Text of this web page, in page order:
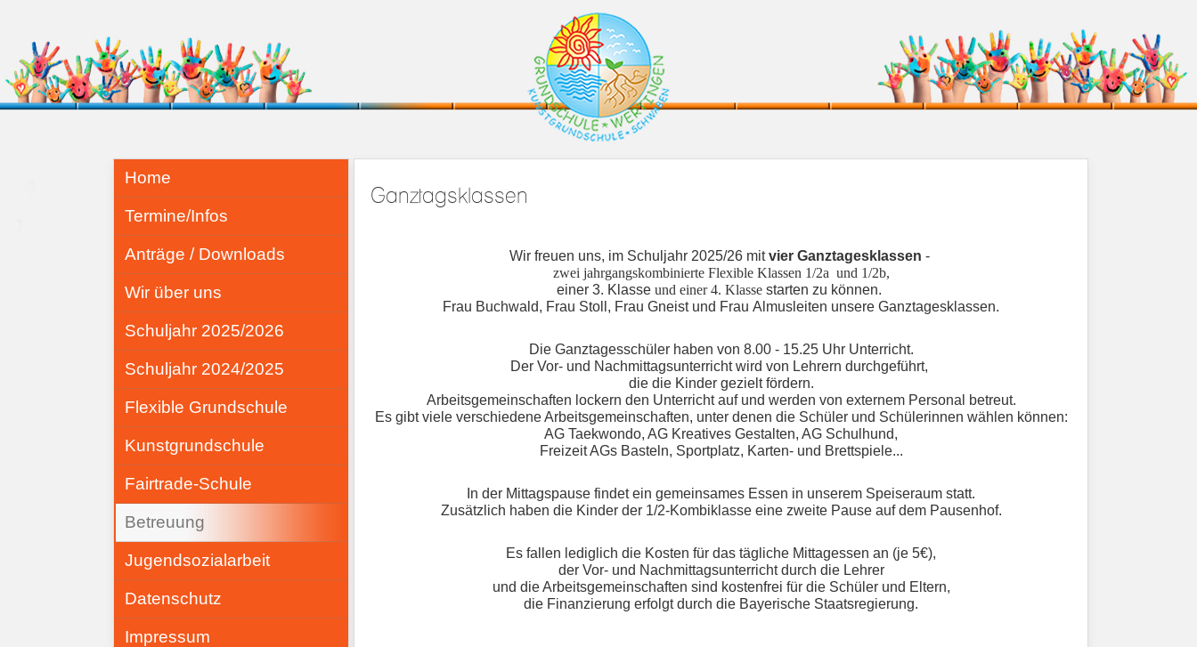
Home
Termine/Infos
Anträge / Downloads
Wir über uns
Schuljahr 2025/2026
Schuljahr 2024/2025
Flexible Grundschule
Kunstgrundschule
Fairtrade-Schule
Betreuung
Jugendsozialarbeit
Datenschutz
Impressum
Ganztagsklassen
Wirfreuen uns, im Schuljahr 2025/26 mitvier Ganztagesklassen -
zwei jahrgangskombinierte Flexible Klassen 1/2a und 1/2b,
einer 3. Klasse und einer 4. Klasse starten zu können.
Frau Buchwald, Frau Stoll, Frau Gneistund Frau Almus leiten unsere Ganztagesklassen.
Die Ganztagesschüler haben von 8.00 - 15.25 Uhr Unterricht.
Der Vor- und Nachmittagsunterricht wird von Lehrern durchgeführt,
die die Kinder gezielt fördern.
Arbeitsgemeinschaften lockern den Unterricht auf und werden von externem Personal betreut.
Es gibt viele verschiedene Arbeitsgemeinschaften, unter denen die Schüler und Schülerinnen wählen können:
AG Taekwondo, AG Kreatives Gestalten, AG Schulhund,
Freizeit AGs Basteln, Sportplatz, Karten- und Brettspiele...
In der Mittagspause findet ein gemeinsames Essen in unserem Speiseraum statt.
Zusätzlich haben die Kinder der 1/2-Kombiklasse eine zweite Pause auf dem Pausenhof.
Es fallen lediglich die Kosten für das tägliche Mittagessen an (je 5€),
der Vor- und Nachmittagsunterricht durch die Lehrer
und die Arbeitsgemeinschaften sind kostenfrei für die Schüler und Eltern,
die Finanzierung erfolgt durch die Bayerische Staatsregierung.